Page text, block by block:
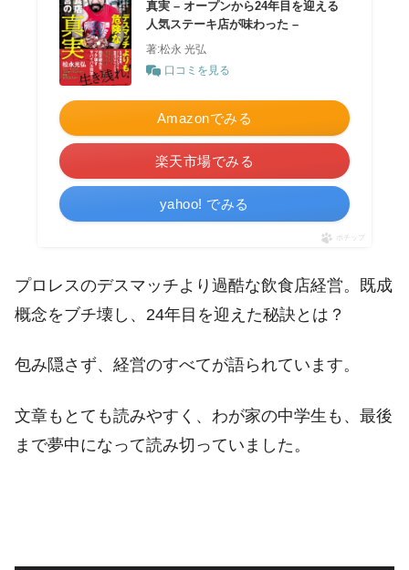
真実 – オープンから24年目を迎える
人気ステーキ店が味わった –
著:松永 光弘
口コミを見る
Amazonでみる
楽天市場でみる
yahoo! でみる
ポチップ
プロレスのデスマッチより過酷な飲食店経営。既成
概念をブチ壊し、24年目を迎えた秘訣とは？
包み隠さず、経営のすべてが語られています。
文章もとても読みやすく、わが家の中学生も、最後
まで夢中になって読み切っていました。